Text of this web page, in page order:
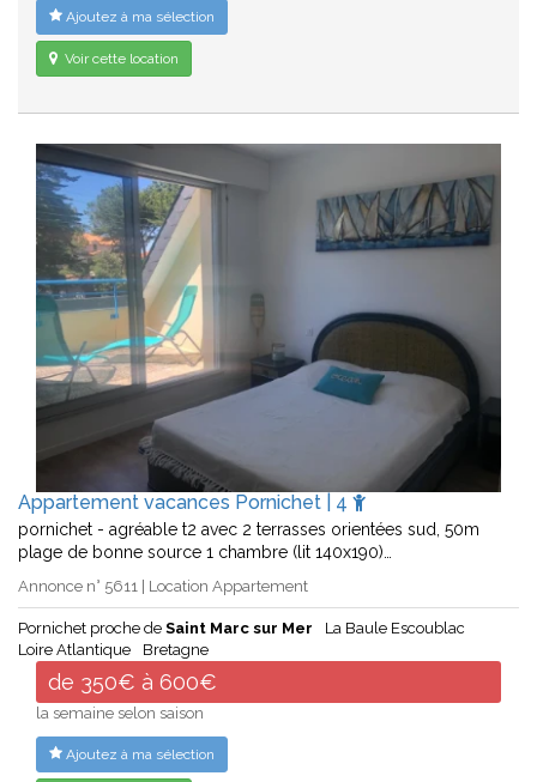
Ajoutez à ma sélection
Voir cette location
Appartement vacances Pornichet | 4
pornichet - agréable t2 avec 2 terrasses orientées sud, 50m
plage de bonne source 1 chambre (lit 140x190)…
Annonce n° 5611 | Location Appartement
Pornichet proche de Saint Marc sur Mer
La Baule Escoublac
Loire Atlantique
Bretagne
de 350€ à 600€
la semaine selon saison
Ajoutez à ma sélection